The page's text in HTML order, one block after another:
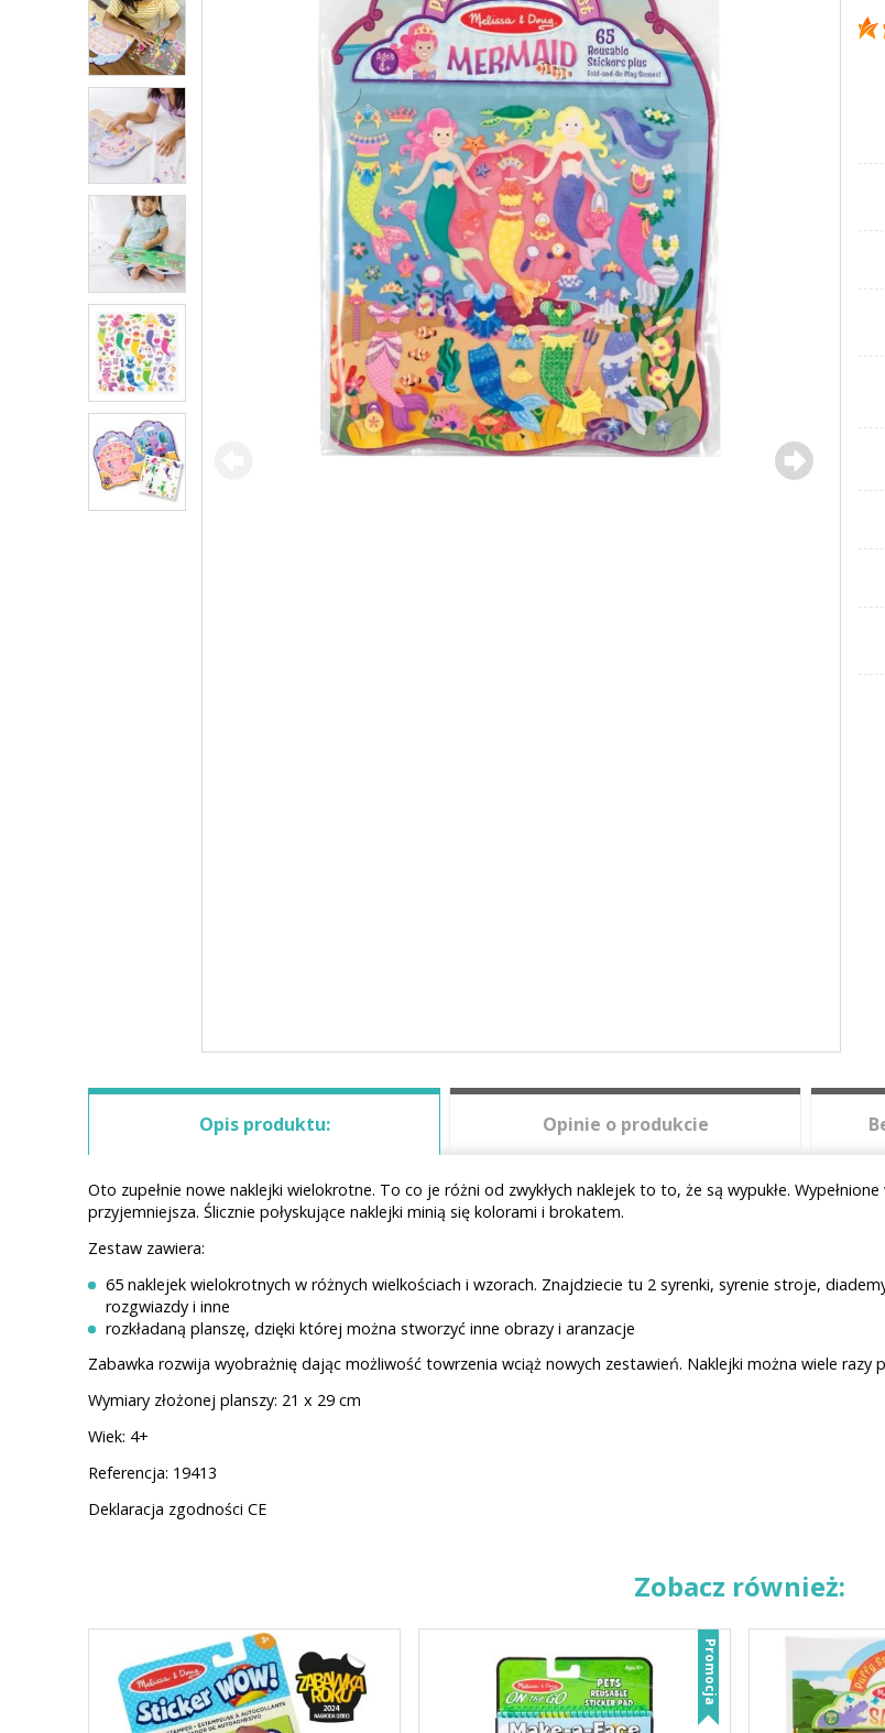
Opis produktu: Opinie o produkcie
Oto zupełnie nowe naklejki wielokrotne. To co je różni od zwykłych naklejek to to, że są wypukłe.
przyjemniejsza. Ślicznie połyskujące naklejki minią się kolorami i brokatem.
Zestaw zawiera:
65 naklejek wielokrotnych w różnych wielkościach i wzorach. Znajdziecie tu 2 syrenki, syrenie stroje,
rozgwiazdy i inne
rozkładaną planszę, dzięki której można stworzyć inne obrazy i aranzacje
Zabawka rozwija wyobrażnię dając możliwość towrzenia wciąż nowych zestawień. Naklejki można wiele razy
Wymiary złożonej planszy: 21 x 29 cm
Wiek: 4+
Referencja: 19413
Deklaracja zgodności CE
Zobacz również:
Promocja